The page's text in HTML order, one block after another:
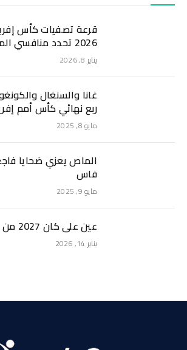
قرعة تصفيات كأس
2026 تحدد منافسي المنتخبات
يناير 8, 2026
غانا والسنغال
ربع نهائي كأس أمم
مايو 8, 2025
الماص يعزي ضحايا
فاس
مايو 9, 2025
عين على كان 2027 من ملاعب المغرب
يناير 14, 2026